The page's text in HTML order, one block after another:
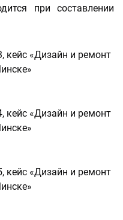
при составлении